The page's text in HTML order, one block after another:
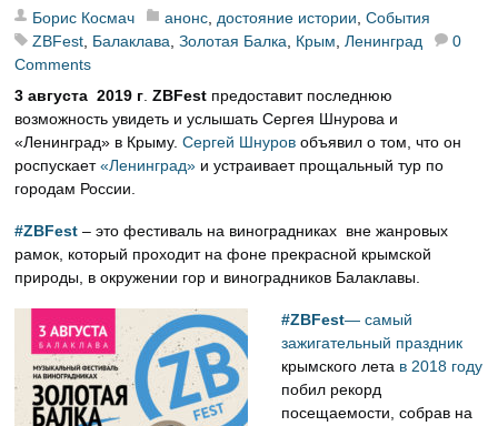
Борис Космач анонс,достояние истории,События
ZBFest, Балаклава,Золотая Балка, Крым,Ленинград
0
Comments
3 августа 2019 г.ZBFest предоставит последнюю
возможность увидеть и услышать Сергея Шнурова и
«Ленинград» в Крыму.Сергей Шнуров объявил о том, что он
роспускает«Ленинград» и устраивает прощальный тур по
городам России.
#ZBFest – это фестиваль на виноградниках вне жанровых
рамок, который проходит на фоне прекрасной крымской
природы, в окружении гор и виноградников Балаклавы.
#ZBFest— самый
зажигательный праздник
крымского лета в 2018 году
побил рекорд
посещаемости, собрав на